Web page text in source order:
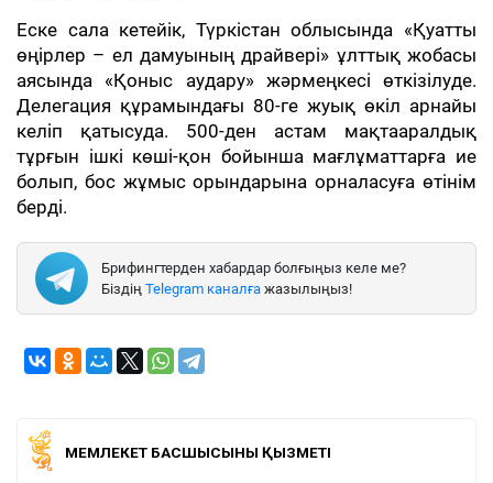
Еске сала кетейік, Түркістан облысында «Қуатты
өңірлер – ел дамуының драйвері» ұлттық жобасы
аясында «Қоныс аудару» жәрмеңкесі өткізілуде.
Делегация құрамындағы 80-ге жуық өкіл арнайы
келіп қатысуда. 500-ден астам мақтааралдық
тұрғын ішкі көші-қон бойынша мағлұматтарға ие
болып, бос жұмыс орындарына орналасуға өтінім
берді.
Брифингтерден хабардар болғыңыз келе ме?
Біздің Telegram каналға жазылыңыз!
МЕМЛЕКЕТ БАСШЫСЫНЫҢ ҚЫЗМЕТІ